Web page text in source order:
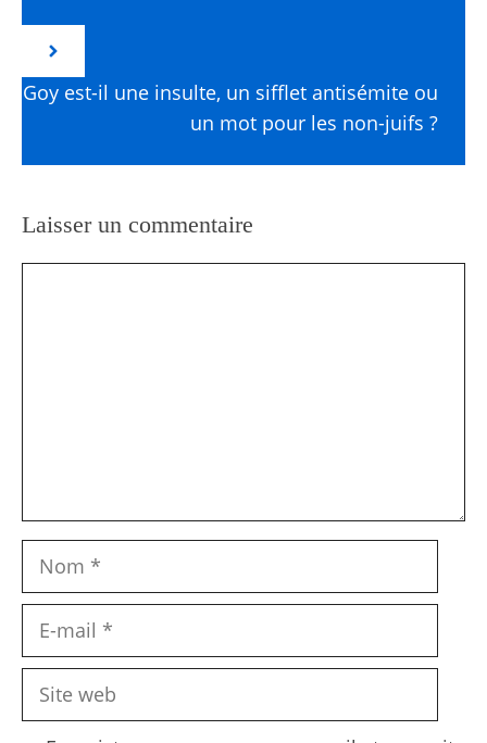
Goy est-il une insulte, un sifflet antisémite ou
un mot pour les non-juifs ?
Laisser un commentaire
Nom
Site